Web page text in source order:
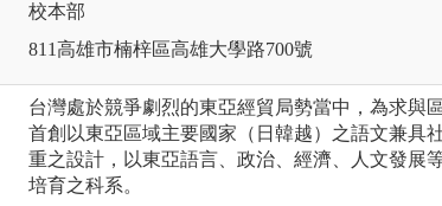
校本部
811高雄市楠梓區高雄大學路700號
台灣處於競爭劇烈的東亞經貿局勢當中，為求與
首創以東亞區域主要國家（日韓越）之語文兼具
重之設計，以東亞語言、政治、經濟、人文發展
培育之科系。